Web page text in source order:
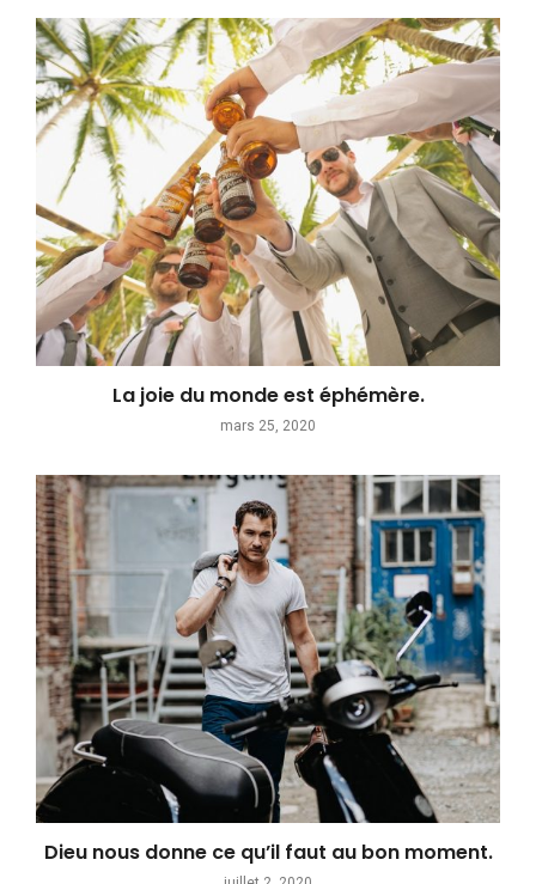
La joie du monde est éphémère.
mars 25, 2020
Dieu nous donne ce qu’il faut au bon moment.